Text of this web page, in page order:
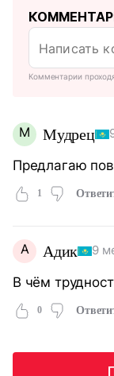
Комментарии
М Мудрец
Предлагаю
1
А Адик 9
В чём
0